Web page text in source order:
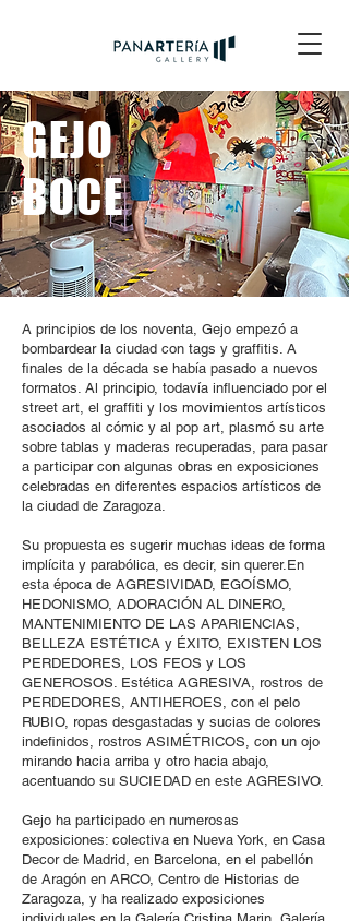
GEJO
BOCE
A principios de los noventa, Gejo empezó a
bombardear la ciudad con tags y graffitis. A
finales de la década se había pasado a nuevos
formatos. Al principio, todavía influenciado por el
street art, el graffiti y los movimientos artísticos
asociados al cómic y al pop art, plasmó su arte
sobre tablas y maderas recuperadas, para pasar
a participar con algunas obras en exposiciones
celebradas en diferentes espacios artísticos de
la ciudad de Zaragoza.
Su propuesta es sugerir muchas ideas de forma
implícita y parabólica, es decir, sin querer.En
esta época de AGRESIVIDAD, EGOÍSMO,
HEDONISMO, ADORACIÓN AL DINERO,
MANTENIMIENTO DE LAS APARIENCIAS,
BELLEZA ESTÉTICA y ÉXITO, EXISTEN LOS
PERDEDORES, LOS FEOS y LOS
GENEROSOS. Estética AGRESIVA, rostros de
PERDEDORES, ANTIHEROES, con el pelo
RUBIO, ropas desgastadas y sucias de colores
indefinidos, rostros ASIMÉTRICOS, con un ojo
mirando hacia arriba y otro hacia abajo,
acentuando su SUCIEDAD en este AGRESIVO.
Gejo ha participado en numerosas
exposiciones: colectiva en Nueva York, en Casa
Decor de Madrid, en Barcelona, en el pabellón
de Aragón en ARCO, Centro de Historias de
Zaragoza, y ha realizado exposiciones